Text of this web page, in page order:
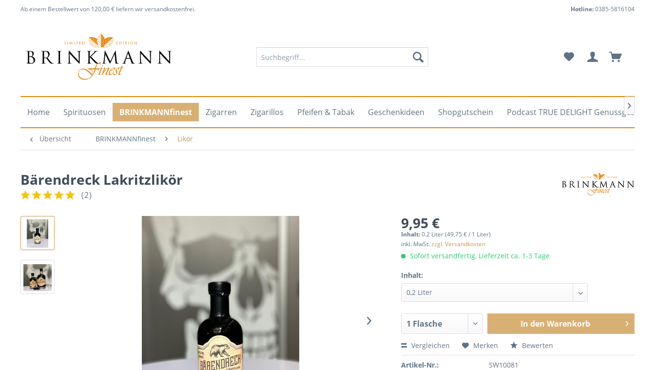
Ab einem Bestellwert von 120,00 € liefern wir versandkostenfrei. Hotline:0385-5816104
Home Spirituosen BRINKMANNfinest Zigarren Zigarillos Pfeifen & Tabak Geschenkideen Shopgutschein Podcast TRUE DELIGHT

Übersicht BRINKMANNfinest Likör
Bärendreck Lakritzlikör
(2)
9,95 €
Inhalt:0.2 Liter (49,75 € / 1 Liter)
inkl. MwSt.zzgl. Versandkosten
Sofort versandfertig, Lieferzeit ca. 1-3 Tage
Inhalt:
In den Warenkorb
Vergleichen Merken Bewerten
Artikel-Nr.: SW10081